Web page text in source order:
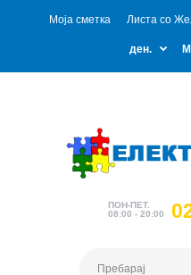
Моја сметка Листа со
ден.
ПОН-ПЕТ.
08:00 - 20:00